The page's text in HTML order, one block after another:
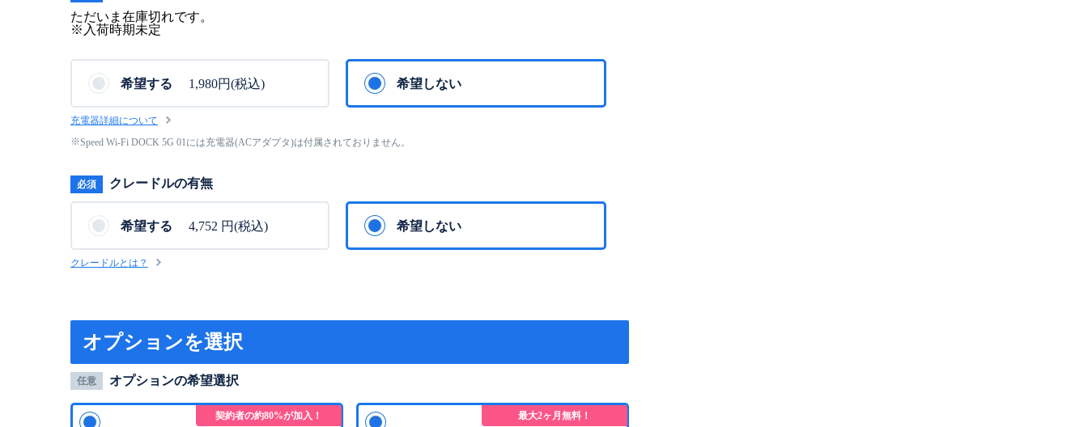
ただいま在庫切れです。
※入荷時期未定
希望する 1,980円(税込) 希望しない
充電器詳細について
Speed Wi-Fi DOCK 5G 01には充電器(ACアダプタ)は付属されておりません。
必須 クレードルの有無
希望する 4,752 円(税込) 希望しない
クレードルとは？
オプションを選択
任意 オプションの希望選択
契約者の約80%が加入！ 最大2ヶ月無料！